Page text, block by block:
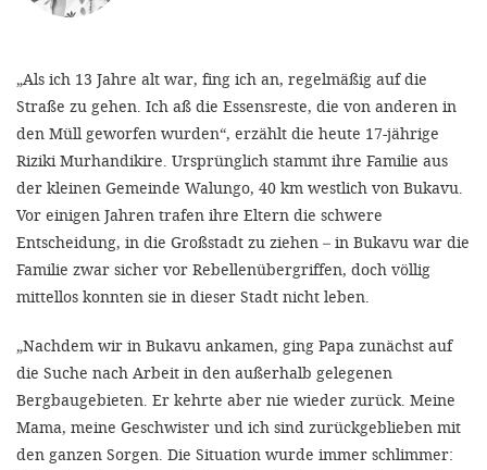
„Als ich 13 Jahre alt war, fing ich an, regelmäßig auf die
Straße zu gehen. Ich aß die Essensreste, die von anderen in
den Müll geworfen wurden“, erzählt die heute 17-jährige
Riziki Murhandikire. Ursprünglich stammt ihre Familie aus
der kleinen Gemeinde Walungo, 40 km westlich von Bukavu.
Vor einigen Jahren trafen ihre Eltern die schwere
Entscheidung, in die Großstadt zu ziehen – in Bukavu war die
Familie zwar sicher vor Rebellenübergriffen, doch völlig
mittellos konnten sie in dieser Stadt nicht leben.
„Nachdem wir in Bukavu ankamen, ging Papa zunächst auf
die Suche nach Arbeit in den außerhalb gelegenen
Bergbaugebieten. Er kehrte aber nie wieder zurück. Meine
Mama, meine Geschwister und ich sind zurückgeblieben mit
den ganzen Sorgen. Die Situation wurde immer schlimmer: